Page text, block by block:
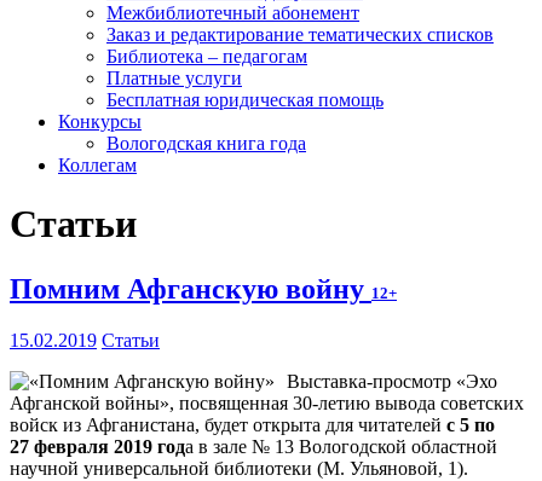
Межбиблиотечный абонемент
Заказ и редактирование тематических списков
Библиотека – педагогам
Платные услуги
Бесплатная юридическая помощь
Конкурсы
Вологодская книга года
Коллегам
Статьи
Помним Афганскую войну 12+
15.02.2019 Статьи
Выставка-просмотр «Эхо
Афганской войны», посвященная 30-летию вывода советских
войск из Афганистана, будет открыта для читателей с 5 по
27 февраля 2019 года в зале № 13 Вологодской областной
научной универсальной библиотеки (М. Ульяновой, 1).